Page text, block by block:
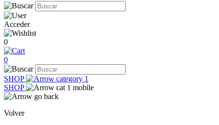
Acceder
0
0
SHOP
SHOP
Volver